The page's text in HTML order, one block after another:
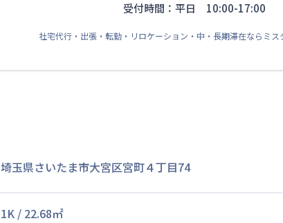
受付時間：平日 10:00-17:00
社宅代行・出張・転勤・リロケーション・中・長期滞在ならミ
埼玉県さいたま市大宮区宮町４丁目74
1K / 22.68㎡